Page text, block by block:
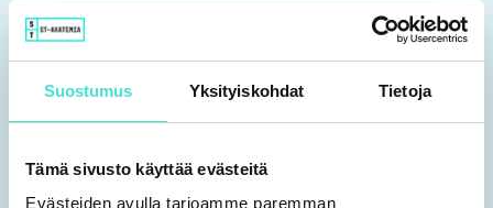
Suostumus Yksityiskohdat Tietoja
Tämä sivusto käyttää evästeitä
Evästeiden avulla tarjoamme paremman
lainsäädännöllinen tilannekatsaus
Työ- ja elinkeinoministeriö